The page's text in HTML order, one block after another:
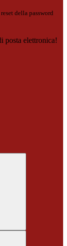
della password
posta elettronica!